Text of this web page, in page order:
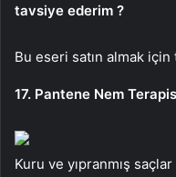
tavsiye ederim ?
Bu eseri satın almak için
17. Pantene Nem
Kuru ve yıpranmış